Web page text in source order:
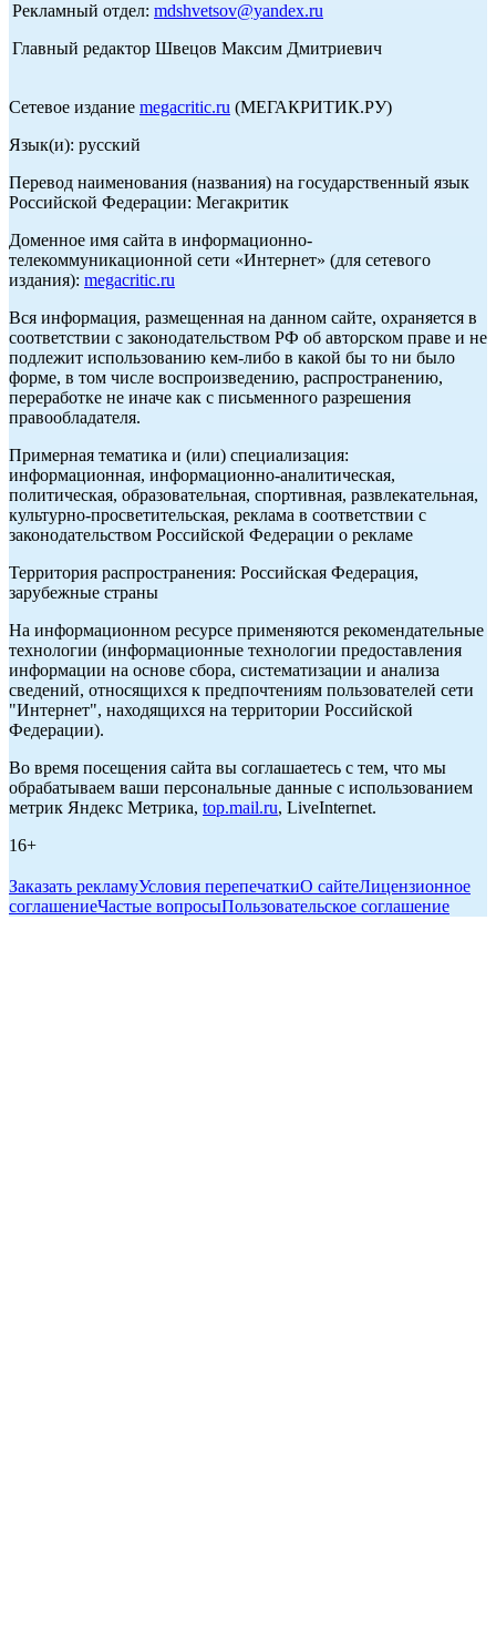
Рекламный отдел: mdshvetsov@yandex.ru
Главный редактор Швецов Максим Дмитриевич
Сетевое издание megacritic.ru (МЕГАКРИТИК.РУ)
Язык(и): русский
Перевод наименования (названия) на государственный язык
Российской Федерации: Мегакритик
Доменное имя сайта в информационно-
телекоммуникационной сети «Интернет» (для сетевого
издания): megacritic.ru
Вся информация, размещенная на данном сайте, охраняется в
соответствии с законодательством РФ об авторском праве и не
подлежит использованию кем-либо в какой бы то ни было
форме, в том числе воспроизведению, распространению,
переработке не иначе как с письменного разрешения
правообладателя.
Примерная тематика и (или) специализация:
информационная, информационно-аналитическая,
политическая, образовательная, спортивная, развлекательная,
культурно-просветительская, реклама в соответствии с
законодательством Российской Федерации о рекламе
Территория распространения: Российская Федерация,
зарубежные страны
На информационном ресурсе применяются рекомендательные
технологии (информационные технологии предоставления
информации на основе сбора, систематизации и анализа
сведений, относящихся к предпочтениям пользователей сети
"Интернет", находящихся на территории Российской
Федерации).
Во время посещения сайта вы соглашаетесь с тем, что мы
обрабатываем ваши персональные данные с использованием
метрик Яндекс Метрика, top.mail.ru, LiveInternet.
16+
Заказать рекламуУсловия перепечаткиО сайтеЛицензионное
соглашениеЧастые вопросыПользовательское соглашение